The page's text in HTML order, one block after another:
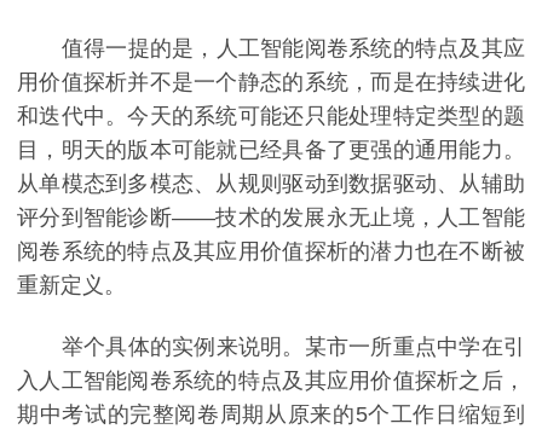
值得一提的是，人工智能阅卷系统的特点及其应
用价值探析并不是一个静态的系统，而是在持续进化
和迭代中。今天的系统可能还只能处理特定类型的题
目，明天的版本可能就已经具备了更强的通用能力。
从单模态到多模态、从规则驱动到数据驱动、从辅助
评分到智能诊断——技术的发展永无止境，人工智能
阅卷系统的特点及其应用价值探析的潜力也在不断被
重新定义。
举个具体的实例来说明。某市一所重点中学在引
入人工智能阅卷系统的特点及其应用价值探析之后，
期中考试的完整阅卷周期从原来的5个工作日缩短到